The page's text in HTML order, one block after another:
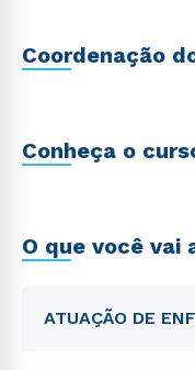
Coordenação
Conheça o
O que você vai
ATUAÇÃO DE